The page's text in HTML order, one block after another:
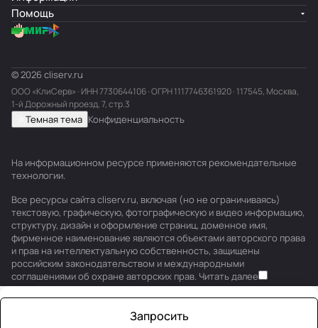
Запросить
Помощь
© 2026 cliserv.ru
ООО «КлиСерв» · ИНН7730644106· ОГРН 1117746361920 · 117545, Москва,
1-й Дорожный проезд, 7, стр.3
Темная тема Конфиденциальность
На информационном ресурсе применяются рекомендательные
технологии.
Все ресурсы сайта cliserv.ru, включая (но не ограничиваясь)
текстовую, графическую, фотографическую и видео информацию,
структуру, дизайн и оформление страниц, доменное имя,
фирменное наименование являются объектами авторского права
и прав на интеллектуальную собственность, защищены
российским законодательством и международными
соглашениями об охране авторских прав. Читать далее